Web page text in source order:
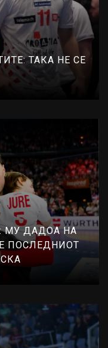
ТАКА НЕ СЕ
МУ ДАДОА НА
ПОСЛЕДНИОТ